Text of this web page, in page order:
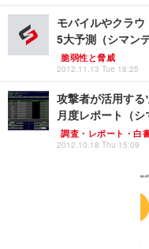
モバイルやクラ
5大予測（シマン
脆弱性と脅威
2012.11.13 Tue 18:25
攻撃者が活用す
月度レポート（シ
調査・レポート・白
2012.10.18 Thu 15:09